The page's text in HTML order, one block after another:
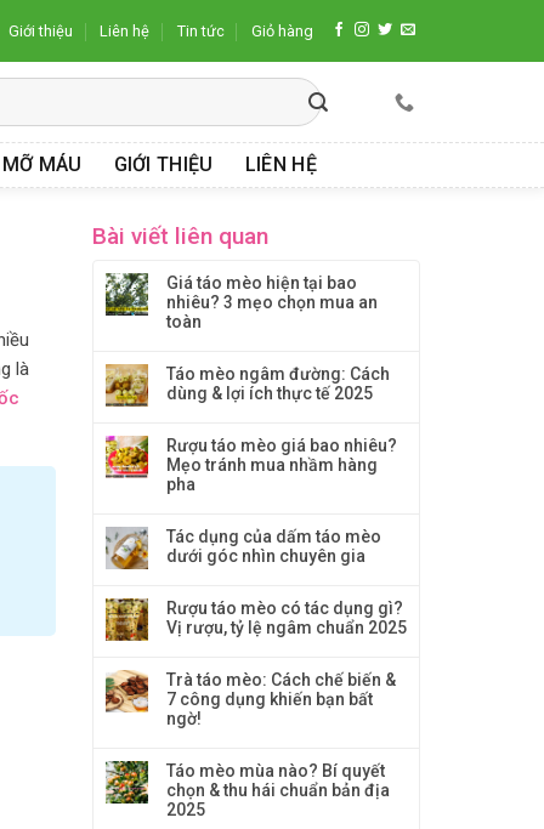
Giới thiệu Liên hệ Tin tức Giỏ hàng
MÁU GIỚI THIỆU LIÊN HỆ
là
Bài viết liên quan
Giá táo mèo hiện tại bao
nhiêu? 3 mẹo chọn mua an
toàn
Táo mèo ngâm đường: Cách
dùng & lợi ích thực tế 2025
Rượu táo mèo giá bao nhiêu?
Mẹo tránh mua nhầm hàng
pha
Tác dụng của dấm táo mèo
dưới góc nhìn chuyên gia
Rượu táo mèo có tác dụng gì?
Vị rượu, tỷ lệ ngâm chuẩn 2025
Trà táo mèo: Cách chế biến &
7 công dụng khiến bạn bất
ngờ!
Táo mèo mùa nào? Bí quyết
chọn & thu hái chuẩn bản địa
2025